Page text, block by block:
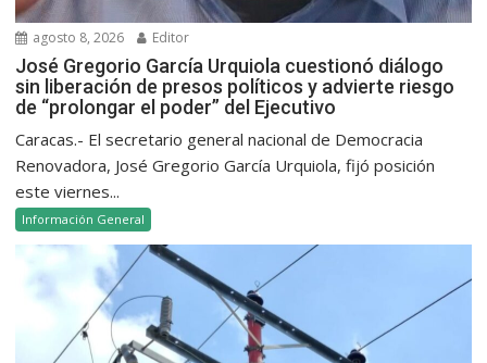
agosto 8, 2026 Editor
José Gregorio García Urquiola cuestionó diálogo
sin liberación de presos políticos y advierte riesgo
de “prolongar el poder” del Ejecutivo
Caracas.- El secretario general nacional de Democracia
Renovadora, José Gregorio García Urquiola, fijó posición
este viernes...
Información General